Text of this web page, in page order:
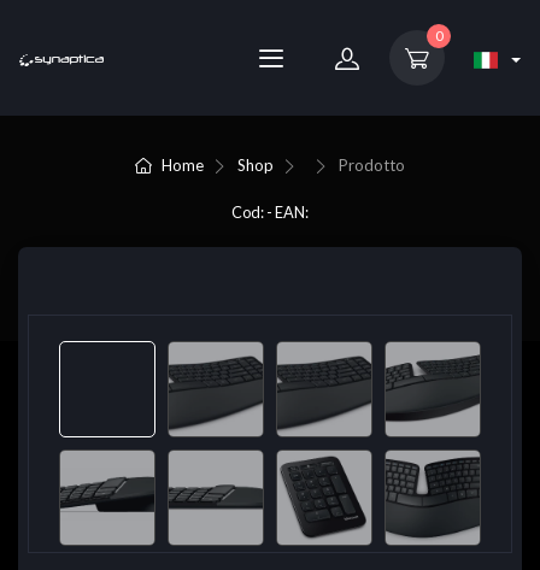
0
Home Shop Prodotto
Cod: - EAN: